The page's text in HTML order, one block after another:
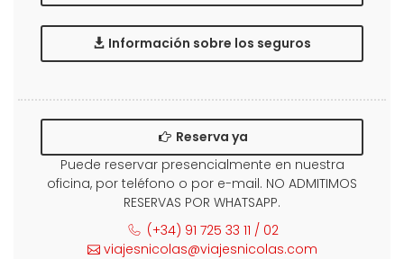
Información sobre los seguros
Reserva ya
Puede reservar presencialmente en nuestra
oficina, por teléfono o por e-mail. NO ADMITIMOS
RESERVAS POR WHATSAPP.
(+34) 91 725 33 11 / 02
viajesnicolas@viajesnicolas.com